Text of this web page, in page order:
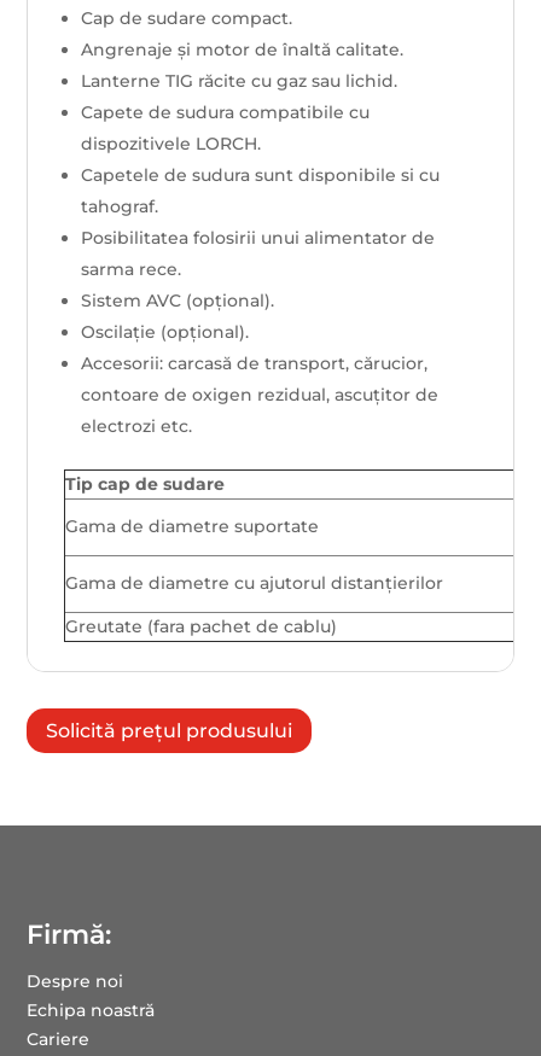
Cap de sudare compact.
Angrenaje și motor de înaltă calitate.
Lanterne TIG răcite cu gaz sau lichid.
Capete de sudura compatibile cu
dispozitivele LORCH.
Capetele de sudura sunt disponibile si cu
tahograf.
Posibilitatea folosirii unui alimentator de
sarma rece.
Sistem AVC (opțional).
Oscilație (opțional).
Accesorii: carcasă de transport, cărucior,
contoare de oxigen rezidual, ascuțitor de
electrozi etc.
Tip cap de sudare
Gama de diametre suportate
Gama de diametre cu ajutorul distanțierilor
Greutate (fara pachet de cablu)
Solicită prețul produsului
Firmă:
Despre noi
Echipa noastră
Cariere